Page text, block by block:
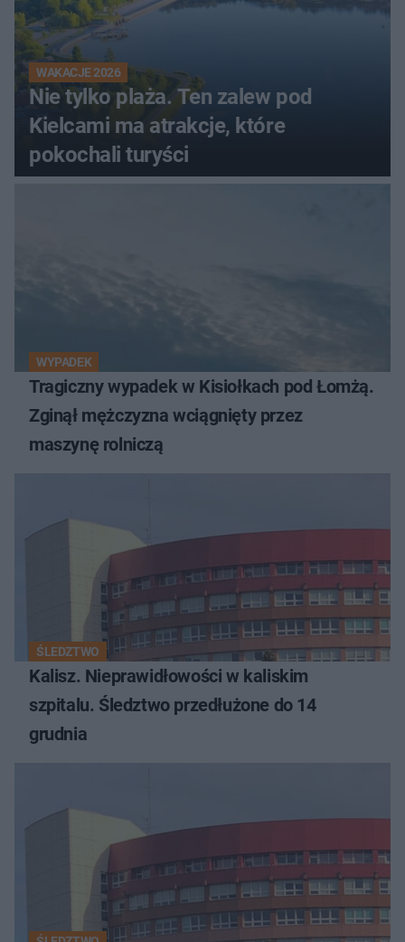
WAKACJE 2026
Nie tylko plaża. Ten zalew pod
Kielcami ma atrakcje, które
pokochali turyści
WYPADEK
Tragiczny wypadek w Kisiołkach pod Łomżą.
Zginął mężczyzna wciągnięty przez
maszynę rolniczą
ŚLEDZTWO
Kalisz. Nieprawidłowości w kaliskim
szpitalu. Śledztwo przedłużone do 14
grudnia